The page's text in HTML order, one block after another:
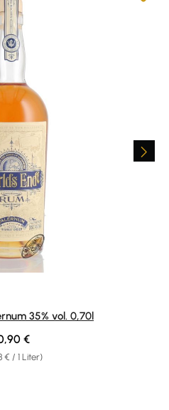
35% vol. 0,70l
€ / 1 Liter)
Preis:
€